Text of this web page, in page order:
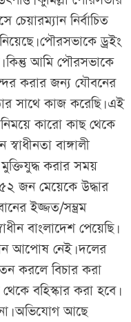
নির্বাচিত
পৌরসভাকে ড্রইং
কিন্তু আমি পৌরসভাকে
করার জন্য যৌবনের
সাথে কাজ করেছি। এই
কারো কাছ থেকে
বাঙ্গালী
মুক্তিযুদ্ধ করার সময়
জন মেয়েকে উদ্ধার
ইজ্জত/সম্ভ্রম
বাংলাদেশ পেয়েছি।
আপোষ নেই। দলের
করলে বিচার করা
বহিস্কার করা হবে।
অভিযোগ আছে